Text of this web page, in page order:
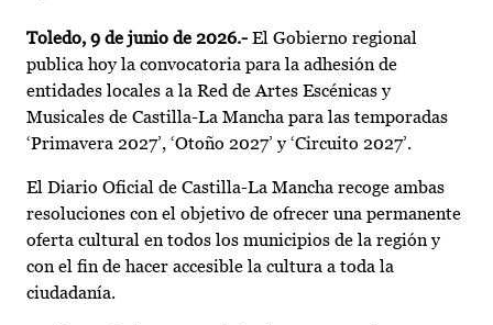
Toledo, 9 de junio de 2026.- El Gobierno regional
publica hoy la convocatoria para la adhesión de
entidades locales a la Red de Artes Escénicas y
Musicales de Castilla-La Mancha para las temporadas
‘Primavera 2027’, ‘Otoño 2027’ y ‘Circuito 2027’.
El Diario Oficial de Castilla-La Mancha recoge ambas
resoluciones con el objetivo de ofrecer una permanente
oferta cultural en todos los municipios de la región y
con el fin de hacer accesible la cultura a toda la
ciudadanía.